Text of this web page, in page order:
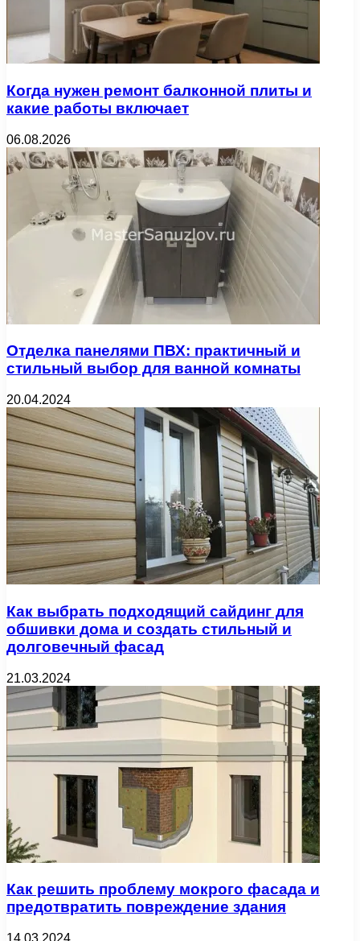
Когда нужен ремонт балконной плиты и
какие работы включает
06.08.2026
Отделка панелями ПВХ: практичный и
стильный выбор для ванной комнаты
20.04.2024
Как выбрать подходящий сайдинг для
обшивки дома и создать стильный и
долговечный фасад
21.03.2024
Как решить проблему мокрого фасада и
предотвратить повреждение здания
14.03.2024